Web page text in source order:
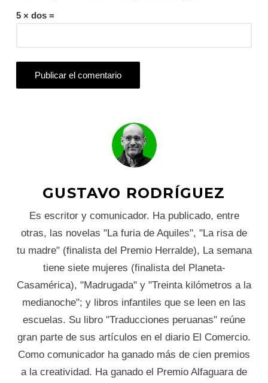
5 × dos =
GUSTAVO RODRÍGUEZ
Es escritor y comunicador. Ha publicado, entre
otras, las novelas "La furia de Aquiles", "La risa de
tu madre" (finalista del Premio Herralde), La semana
tiene siete mujeres (finalista del Planeta-
Casamérica), "Madrugada" y "Treinta kilómetros a la
medianoche"; y libros infantiles que se leen en las
escuelas. Su libro "Traducciones peruanas" reúne
gran parte de sus artículos en el diario El Comercio.
Como comunicador ha ganado más de cien premios
a la creatividad. Ha ganado el Premio Alfaguara de